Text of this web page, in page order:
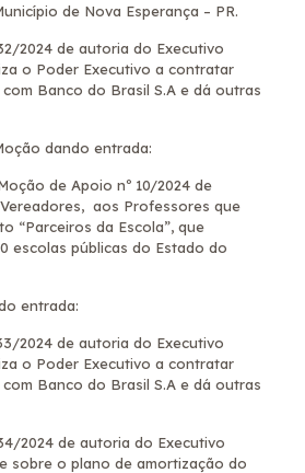
de Nova Esperança – PR.
2024 de autoria do Executivo
o Poder Executivo a contratar
Banco do Brasil S.A e dá outras
dando entrada:
de Apoio nº 10/2024 de
aos Professores que
“Parceiros da Escola”, que
escolas públicas do Estado do
entrada:
2024 de autoria do Executivo
o Poder Executivo a contratar
Banco do Brasil S.A e dá outras
2024 de autoria do Executivo
sobre o plano de amortização do